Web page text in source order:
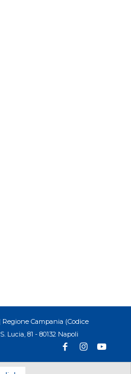
Campania (Codice
Lucia, 81 - 80132 Napoli